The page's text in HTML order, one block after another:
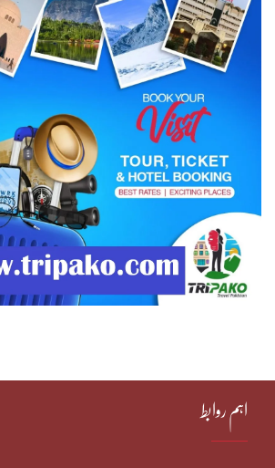
اہم روابط